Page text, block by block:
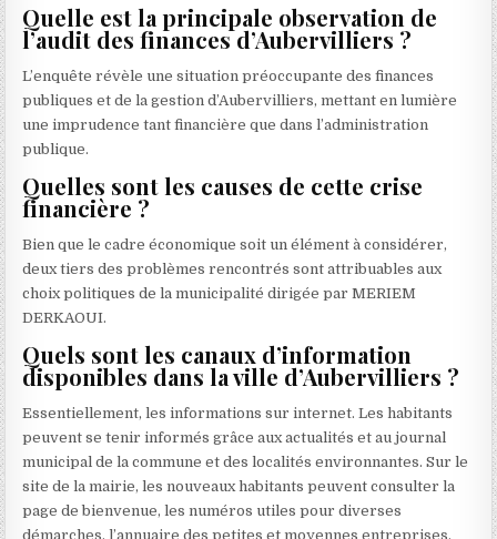
Quelle est la principale observation de
l’audit des finances d’Aubervilliers ?
L’enquête révèle une situation préoccupante des finances
publiques et de la gestion d’Aubervilliers, mettant en lumière
une imprudence tant financière que dans l’administration
publique.
Quelles sont les causes de cette crise
financière ?
Bien que le cadre économique soit un élément à considérer,
deux tiers des problèmes rencontrés sont attribuables aux
choix politiques de la municipalité dirigée par MERIEM
DERKAOUI.
Quels sont les canaux d’information
disponibles dans la ville d’Aubervilliers ?
Essentiellement, les informations sur internet. Les habitants
peuvent se tenir informés grâce aux actualités et au journal
municipal de la commune et des localités environnantes. Sur le
site de la mairie, les nouveaux habitants peuvent consulter la
page de bienvenue, les numéros utiles pour diverses
démarches, l’annuaire des petites et moyennes entreprises,